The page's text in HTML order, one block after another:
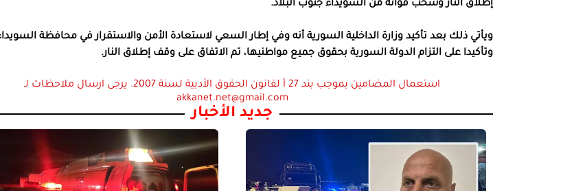
إطلاق النار وسحب قواته من السويداء جنوب البلاد.
ويأتي ذلك بعد تأكيد وزارة الداخلية السورية أنه وفي إطار السعي لاستعادة الأمن والاستقرار في محافظة
وتأكيدا على التزام الدولة السورية بحقوق جميع مواطنيها، تم الاتفاق على وقف إطلاق النار.
استعمال المضامين بموجب بند 27 أ لقانون الحقوق الأدبية لسنة 2007. يرجى ارسال ملاحظات لـ
akkanet.net@gmail.com
جديد الأخبار